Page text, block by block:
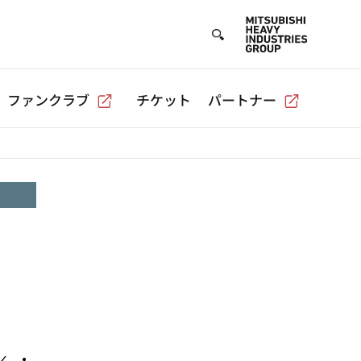
ファンクラブ チケット パートナー